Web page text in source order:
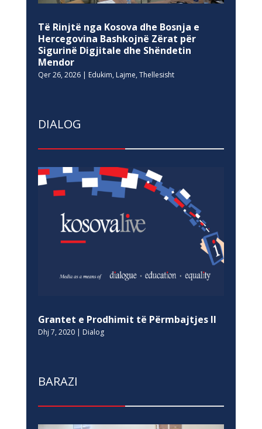
Të Rinjtë nga Kosova dhe Bosnja e
Hercegovina Bashkojnë Zërat për
Sigurinë Digjitale dhe Shëndetin
Mendor
Qer 26, 2026| Edukim, Lajme, Thellesisht
DIALOG
Grantet e Prodhimit të Përmbajtjes II
Dhj 7, 2020| Dialog
BARAZI